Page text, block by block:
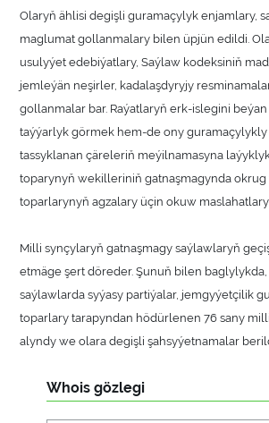
Olaryň ählisi degişli guramaçylyk enjamlary,
maglumat gollanmalary bilen üpjün edildi.
usulyýet edebiýatlary, Saýlaw kodeksiniň
jemleýän neşirler, kadalaşdyryjy
gollanmalar bar. Raýatlaryň erk-islegini
taýýarlyk görmek hem-de ony
tassyklanan çäreleriň meýilnamasyna
toparynyň wekilleriniň gatnaşmagynda okrug
toparlarynyň agzalary üçin okuw
Milli synçylaryň gatnaşmagy saýlawlaryň
etmäge şert döreder. Şunuň bilen
saýlawlarda syýasy partiýalar, jemgyýetçilik
toparlary tarapyndan hödürlenen 76 sany
alyndy we olara degişli şahsyýetnamalar
Whois gözlegi